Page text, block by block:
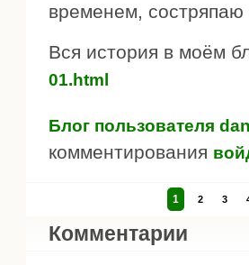
временем,
Вся история в моём
01.html
Блог пользователя
комментирования
1 2 3
Комментарии